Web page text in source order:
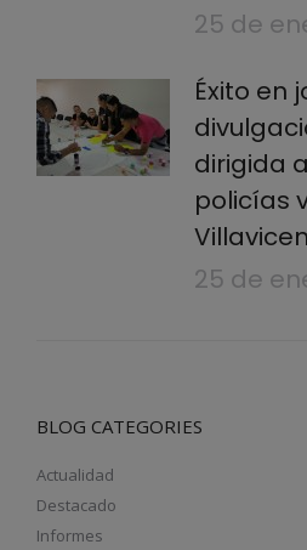
25 de
Éxito en
dirigida
policías
25 de
BLOG CATEGORIES
Actualidad
Destacado
Informes